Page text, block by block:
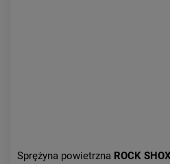
Sprężyna powietrzna ROCK SHOX